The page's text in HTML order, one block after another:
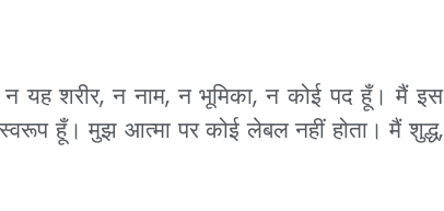
यह शरीर, न नाम, न भूमिका, न कोई पद हूँ। मैं इस
हूँ। मुझ आत्मा पर कोई लेबल नहीं होता। मैं शुद्ध,